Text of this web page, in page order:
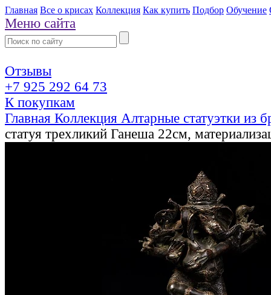
Главная Все о крисах Коллекция Как купить Подбор Обучение
Меню сайта
Отзывы
+7 925 292 64 73
К покупкам
Главная Коллекция Алтарные статуэтки из
статуя трехликий Ганеша 22см,